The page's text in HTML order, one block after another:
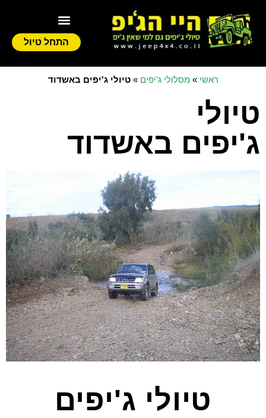
התחל טיול
ראשי »מסלולי ג'יפים »טיולי ג'יפים באשדוד
טיולי
ג'יפים באשדוד
טיולי ג'יפים